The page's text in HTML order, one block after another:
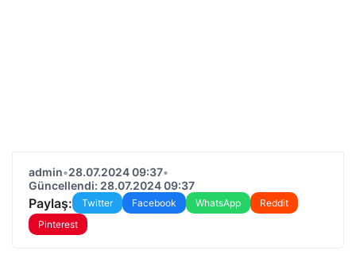
admin•28.07.2024 09:37•
Güncellendi: 28.07.2024 09:37
Paylaş: Twitter Facebook WhatsApp
Reddit
Pinterest